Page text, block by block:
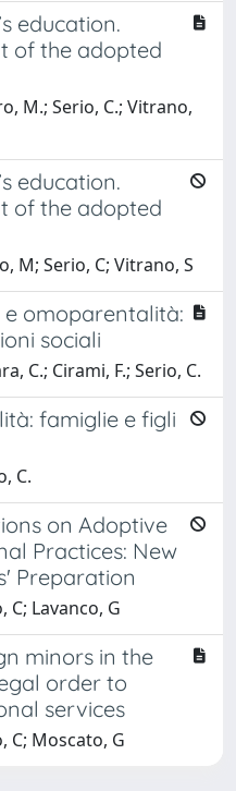
education.
of the adopted
M.; Serio, C.; Vitrano,
education.
of the adopted
M; Serio, C; Vitrano, S
omoparentalità:
sociali
C.; Cirami, F.; Serio, C.
famiglie e figli
C.
on Adoptive
Practices: New
Preparation
C; Lavanco, G
minors in the
order to
services
C; Moscato, G